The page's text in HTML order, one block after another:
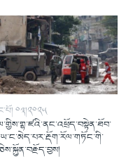
༠༣།༢༠༢༥